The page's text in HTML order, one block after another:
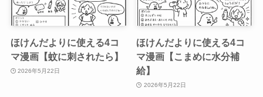
ほけんだよりに使える4コ
マ漫画【蚊に刺されたら】
2026年5月22日
ほけんだよりに使える4コ
マ漫画【こまめに水分補
給】
2026年5月22日